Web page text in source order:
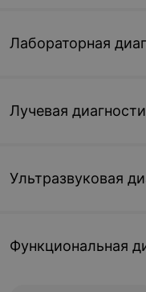
Лабораторная
Лучевая
Ультразвуковая
Функциональная